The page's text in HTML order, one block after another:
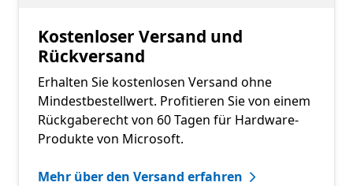
Kostenloser Versand und
Rückversand
Erhalten Sie kostenlosen Versand ohne
Mindestbestellwert. Profitieren Sie von einem
Rückgaberecht von 60 Tagen für Hardware-
Produkte von Microsoft.
Mehr über den Versand erfahren